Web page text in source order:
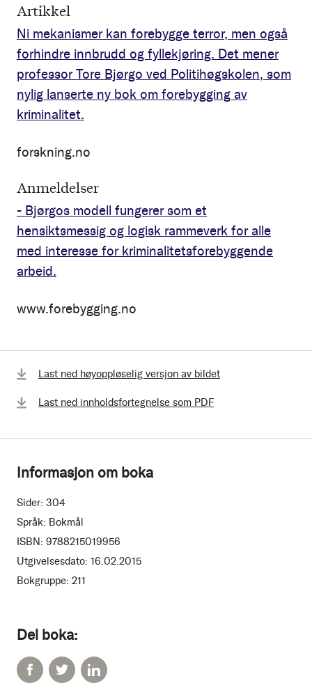
Artikkel
Ni mekanismer kan forebygge terror, men også
forhindre innbrudd og fyllekjøring. Det mener
professor Tore Bjørgo ved Politihøgskolen, som
nylig lanserte ny bok om forebygging av
kriminalitet.
forskning.no
Anmeldelser
- Bjørgos modell fungerer som et
hensiktsmessig og logisk rammeverk for alle
med interesse for kriminalitetsforebyggende
arbeid.
www.forebygging.no
Del boka:
Last ned høyoppløselig versjon av bildet
Last ned innholdsfortegnelse som PDF
Informasjon om boka
Sider: 304
Språk: Bokmål
ISBN: 9788215019956
Utgivelsesdato: 16.02.2015
Bokgruppe: 211